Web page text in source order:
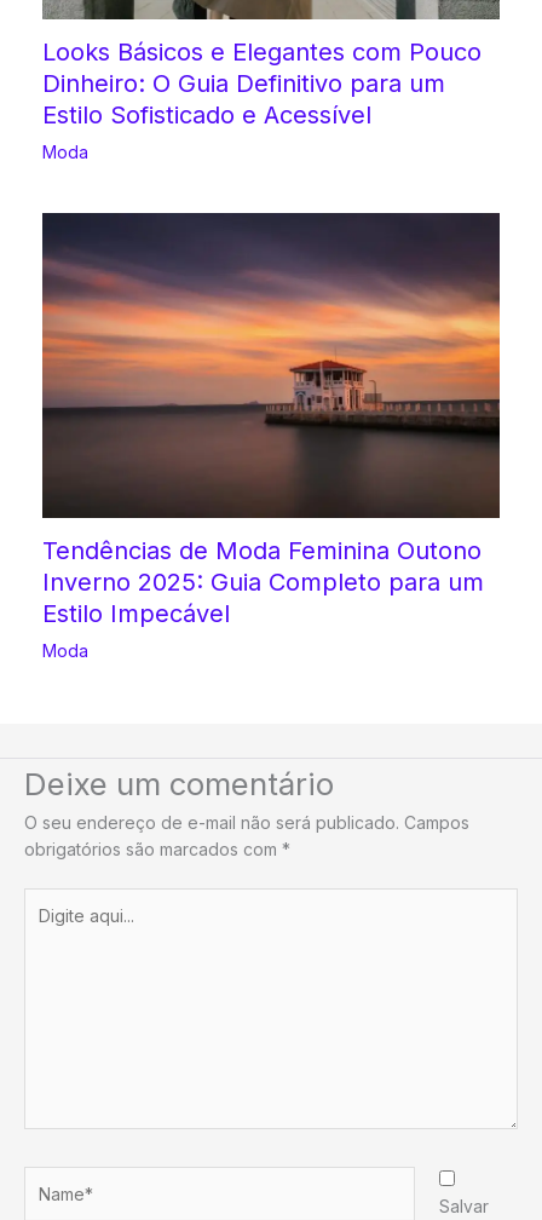
Looks Básicos e Elegantes com Pouco
Dinheiro: O Guia Definitivo para um
Estilo Sofisticado e Acessível
Moda
Tendências de Moda Feminina Outono
Inverno 2025: Guia Completo para um
Estilo Impecável
Moda
Deixe um comentário
O seu endereço de e-mail não será publicado. Campos
obrigatórios são marcados com *
aqui...
Salvar